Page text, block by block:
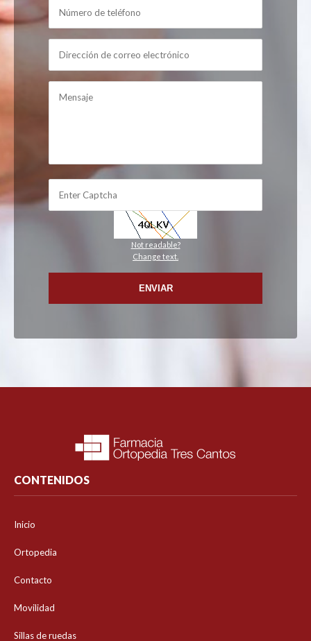
Not readable?
Change text.
ENVIAR
CONTENIDOS
Inicio
Ortopedia
Contacto
Movilidad
Sillas de ruedas